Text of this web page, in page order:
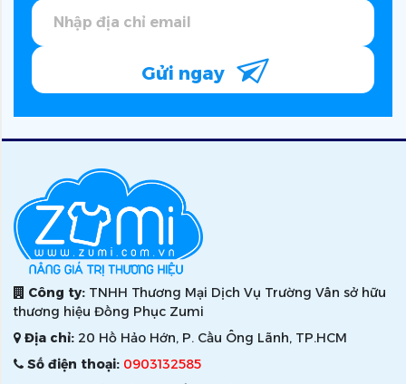
Gửi ngay
Công ty: TNHH Thương Mại Dịch Vụ Trường Vân sở hữu
thương hiệu Đồng Phục Zumi
Địa chỉ: 20 Hồ Hảo Hớn, P. Cầu Ông Lãnh, TP.HCM
Số điện thoại: 0903132585